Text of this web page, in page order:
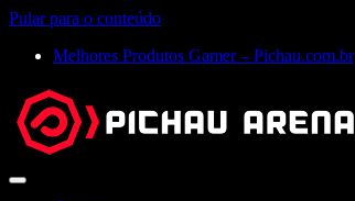
Pular para o conteúdo
Melhores Produtos Gamer – Pichau.com.br
Abrir